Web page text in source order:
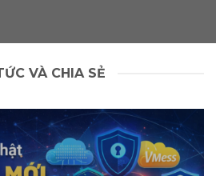
VÀ CHIA SẺ